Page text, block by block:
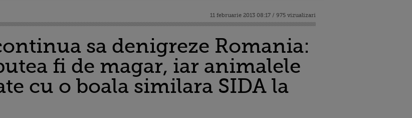
11 februarie 2013 08:17 / 975 vizualizari
sa denigreze Romania:
fi de magar, iar animalele
cu o boala similara SIDA la